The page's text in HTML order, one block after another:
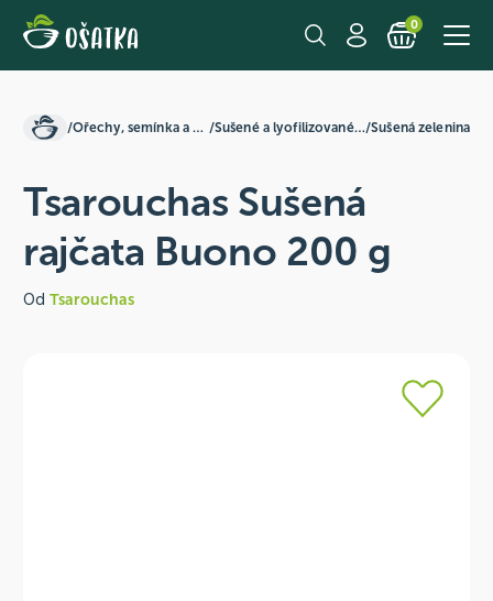
0
/ Ořechy, semínka a ovoce / Sušené a lyofilizované plody/Sušená zelenina
Tsarouchas Sušená
rajčata Buono 200 g
Od Tsarouchas